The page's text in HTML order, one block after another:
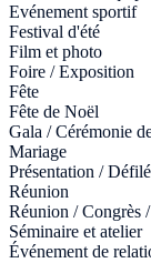
Evénement sportif
Festival d'été
Film et photo
Foire / Exposition
Fête
Fête de Noël
Gala / Cérémonie
Mariage
Présentation /
Réunion
Réunion / Congrès
Séminaire et atelier
Événement de